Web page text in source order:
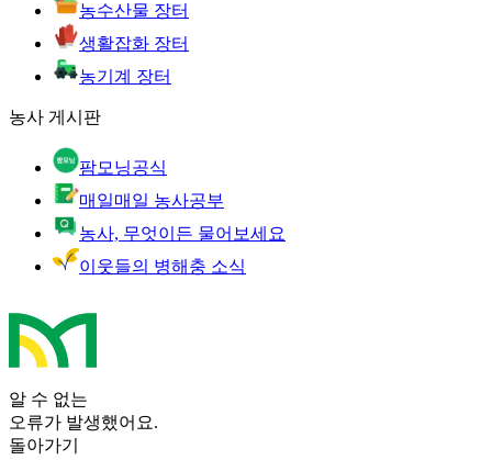
농수산물 장터
생활잡화 장터
농기계 장터
농사 게시판
팜모닝공식
매일매일 농사공부
농사, 무엇이든 물어보세요
이웃들의 병해충 소식
알 수 없는
오류가 발생했어요.
돌아가기